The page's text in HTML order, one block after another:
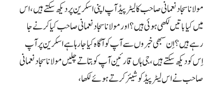
مولانا سجاد نعمانی صاحب کا لیٹر پیڈ آپ اپنی اسکرین پر دیکھ سکتے ہیں، اس
میں کیا باتیں لکھی ہوئی ہیں؟ اور مولانا سجاد نعمانی صاحب کیا کرنے جا
رہے ہیں؟ اِن سبھی خبروں سے آپ کو آگاہ کیا جا رہا ہے اسکرین پر آپ
اِس کو دیکھ سکتے ہیں، جی ہاں قارئین آپ کو بتاتے چلیں مولانا سجاد نعمانی
صاحب نے اس لیٹر پیڈ کو شیئر کرتے ہوئے لکھا،